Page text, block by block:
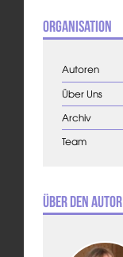
Organisation
Autoren
Über Uns
Archiv
Team
Über den Autor